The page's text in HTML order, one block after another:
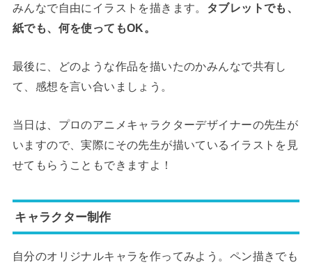
みんなで自由にイラストを描きます。 タブレットでも、
紙でも、何を使ってもOK。
最後に、どのような作品を描いたのかみんなで共有し
て、感想を言い合いましょう。
当日は、プロのアニメキャラクターデザイナーの先生が
いますので、実際にその先生が描いているイラストを見
せてもらうこともできますよ！
キャラクター制作
自分のオリジナルキャラを作ってみよう。ペン描きでも